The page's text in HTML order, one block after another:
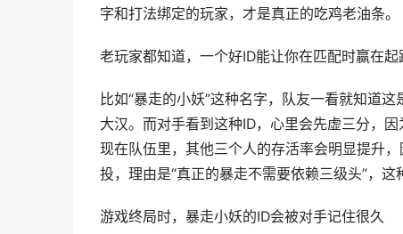
字和打法绑定的玩家，才是真正的吃鸡老油条。
老玩家都知道，一个好ID能让你在匹配时赢在起
比如“暴走的小妖”这种名字，队友一看就知道
大汉。而对手看到这种ID，心里会先虚三分，
现在队伍里，其他三个人的存活率会明显提升
投，理由是“真正的暴走不需要依赖三级头”，这
游戏终局时，暴走小妖的ID会被对手记住很久